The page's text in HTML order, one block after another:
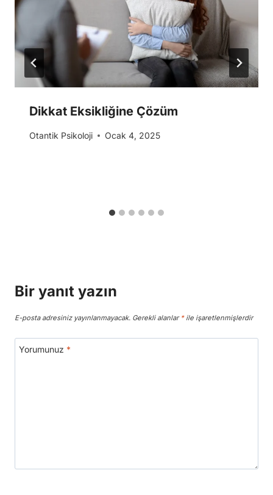
Dikkat Eksikliğine Çözüm
Otantik Psikoloji Ocak 4, 2025
Bir yanıt yazın
E-posta adresiniz yayınlanmayacak. Gerekli alanlar *ile işaretlenmişlerdir
Yorumunuz *